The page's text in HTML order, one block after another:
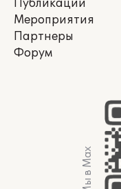
Публикации
Мероприятия
Партнеры
Форум
Мы в Max